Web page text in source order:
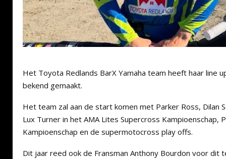
Het Toyota Redlands BarX Yamaha team heeft haar line
bekend gemaakt.
Het team zal aan de start komen met Parker Ross, Dilan
Lux Turner in het AMA Lites Supercross Kampioenschap,
Kampioenschap en de supermotocross play offs.
Dit jaar reed ook de Fransman Anthony Bourdon voor dit